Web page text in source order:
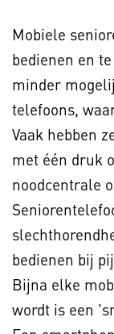
Mobiele
bedienen en
minder
telefoons,
Vaak hebben
met één druk
noodcentrale
bedienen bij
Bijna elke
wordt is een